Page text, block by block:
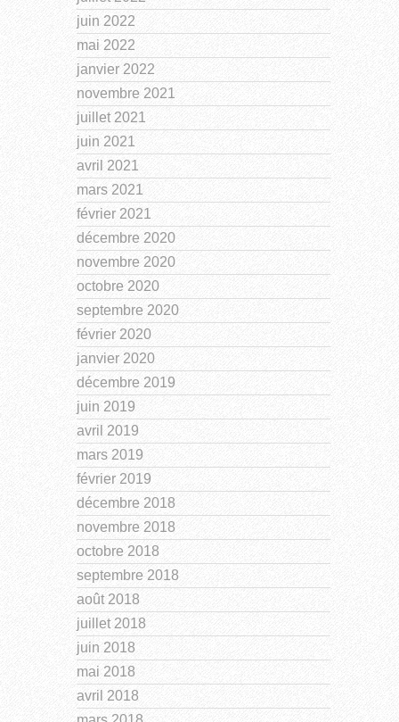
juin 2022
mai 2022
janvier 2022
novembre 2021
juillet 2021
juin 2021
avril 2021
mars 2021
février 2021
décembre 2020
novembre 2020
octobre 2020
septembre 2020
février 2020
janvier 2020
décembre 2019
juin 2019
avril 2019
mars 2019
février 2019
décembre 2018
novembre 2018
octobre 2018
septembre 2018
août 2018
juillet 2018
juin 2018
mai 2018
avril 2018